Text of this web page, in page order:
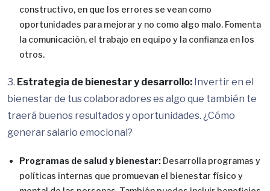
constructivo, en que los errores se vean como
oportunidades para mejorar y no como algo malo. Fomenta
la comunicación, el trabajo en equipo y la confianza en los
otros.
3. Estrategia de bienestar y desarrollo: Invertir en el
bienestar de tus colaboradores es algo que también te
traerá buenos resultados y oportunidades. ¿Cómo
generar salario emocional?
Programas de salud y bienestar: Desarrolla programas y
políticas internas que promuevan el bienestar físico y